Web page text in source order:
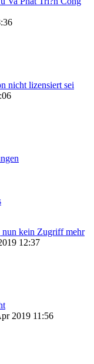
nicht lizensiert sei
kein Zugriff mehr
12:37
2019 11:56